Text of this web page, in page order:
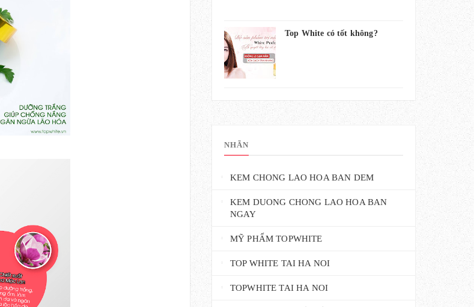
Top White có tốt không?
NHÃN
KEM CHONG LAO HOA BAN DEM
KEM DUONG CHONG LAO HOA BAN
NGAY
MỸ PHẨM TOPWHITE
TOP WHITE TAI HA NOI
TOPWHITE TAI HA NOI